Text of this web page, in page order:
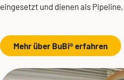
eingesetzt und dienen als
Mehr über BuBi® erfahren